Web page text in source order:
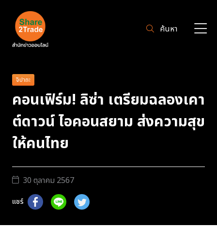
ค้นหา
จิปาถะ
คอนเฟิร์ม! ลิซ่า เตรียมฉลองเคา
ต์ดาวน์ ไอคอนสยาม ส่งความสุข
ให้คนไทย
30 ตุลาคม 2567
แชร์